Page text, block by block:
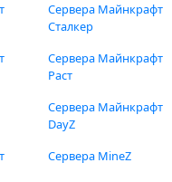
Сервера Майнкрафт
Сталкер
Сервера Майнкрафт
Раст
Сервера Майнкрафт
DayZ
Сервера MineZ